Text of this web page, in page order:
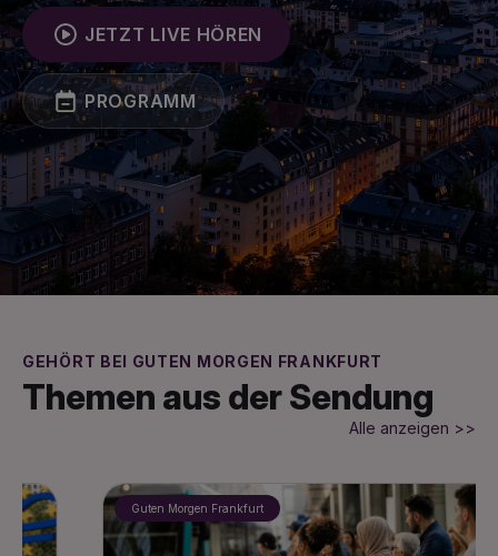
JETZT LIVE HÖREN
PROGRAMM
GEHÖRT BEI GUTEN MORGEN FRANKFURT
Themen aus der Sendung
Alle anzeigen >>
Guten Morgen Frankfurt